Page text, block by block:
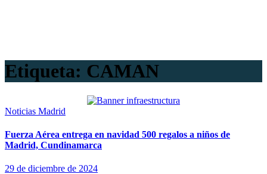
Etiqueta: CAMAN
Noticias Madrid
Fuerza Aérea entrega en navidad 500 regalos a niños de
Madrid, Cundinamarca
29 de diciembre de 2024